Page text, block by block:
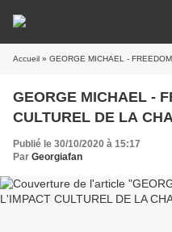
Accueil » GEORGE MICHAEL -
GEORGE MICHAEL -
CULTUREL DE LA
Publié le 30/10/2020 à 15:17
Par Georgiafan